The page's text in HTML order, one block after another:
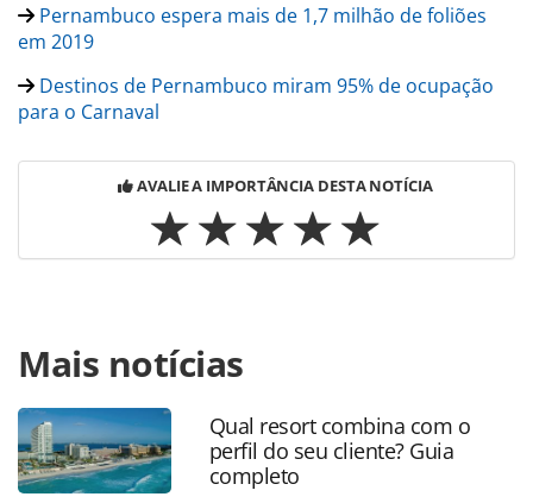
Pernambuco espera mais de 1,7 milhão de foliões
em 2019
Destinos de Pernambuco miram 95% de ocupação
para o Carnaval
AVALIE A IMPORTÂNCIA DESTA NOTÍCIA
https://www.panrotas.com.br/destinos/eventos/2019/03/
de-pernambuco-colorem-o-carnaval-nordestino-veja-
fotos_162722.html ou as ferramentas oferecidas na página.
Todo o conteúdo produzido pela PANROTAS Editora é
protegido pela legislação brasileira sobre direito autoral.
Não reproduza o conteúdo sem autorização da PANROTAS
Mais notícias
Qual resort combina com o
perfil do seu cliente? Guia
completo